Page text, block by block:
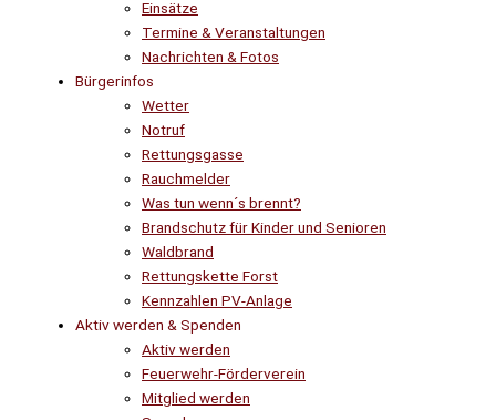
Einsätze
Termine & Veranstaltungen
Nachrichten & Fotos
Bürgerinfos
Wetter
Notruf
Rettungsgasse
Rauchmelder
Was tun wenn´s brennt?
Brandschutz für Kinder und Senioren
Waldbrand
Rettungskette Forst
Kennzahlen PV-Anlage
Aktiv werden & Spenden
Aktiv werden
Feuerwehr-Förderverein
Mitglied werden